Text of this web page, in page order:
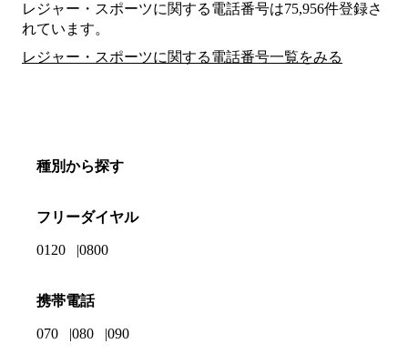
レジャー・スポーツに関する電話番号は75,956件登録さ
れています。
レジャー・スポーツに関する電話番号一覧をみる
種別から探す
フリーダイヤル
0120 0800
携帯電話
070 080 090